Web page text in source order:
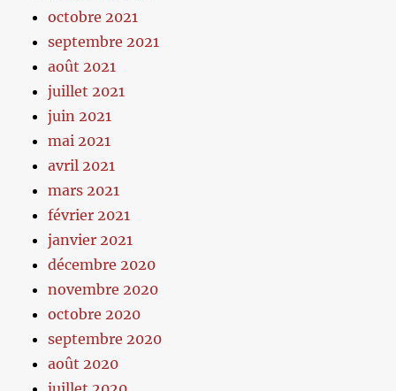
octobre 2021
septembre 2021
août 2021
juillet 2021
juin 2021
mai 2021
avril 2021
mars 2021
février 2021
janvier 2021
décembre 2020
novembre 2020
octobre 2020
septembre 2020
août 2020